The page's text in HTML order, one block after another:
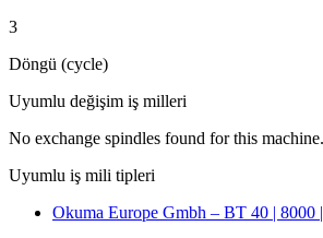
3
Döngü (cycle)
Uyumlu değişim iş milleri
No exchange spindles found for this machine.
Uyumlu iş mili tipleri
Okuma Europe Gmbh – BT 40 | 8000